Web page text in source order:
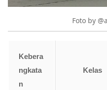
Foto by
Kebera
ngkata
n
Kelas